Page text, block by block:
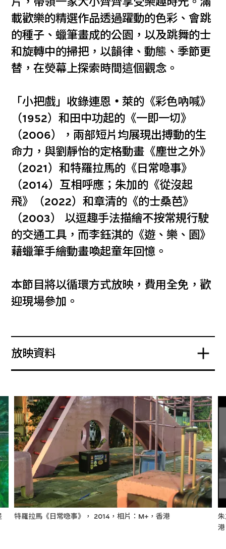
載歡樂的精選作品透過躍動的色彩、會跳
的種子、蠟筆畫成的公園，以及跳舞的士
和旋轉中的掃把，以韻律、動態、季節更
替，在熒幕上探索時間這個觀念。
「小把戲」收錄連恩 ・萊的《彩色吶喊》
（1952）和田中功起的《一即一切》
（2006），兩部短片均展現出搏動的生
命力，與劉靜怡的定格動畫《塵世之外》
（2021）和特羅拉馬的《日常喼事》
（2014）互相呼應；朱加的《從沒起
飛》（2022）和章清的《的士桑芭》
（2003） 以逗趣手法描繪不按常規行駛
的交通工具，而李鈺淇的《遊、樂、園》
藉蠟筆手繪動畫喚起童年回憶。
本節目將以循環方式放映，費用全免，歡
迎現場參加。
放映資料
特羅拉馬《日常喼事》， 2014，相片：M+，香港